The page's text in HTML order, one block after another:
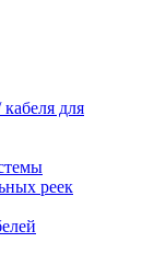
для
реек